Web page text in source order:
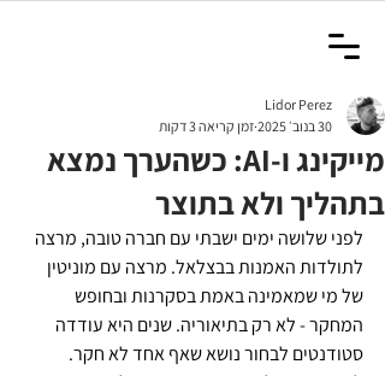
מייקינג ו-AI: כשהערך נמצא
בתהליך ולא בתוצר
Lidor Perez
30 בנוב׳ 2025
זמן קריאה 3 דקות
לפני שלושה ימים ישבתי עם חברה טובה, מרצה
לתולדות האמנות בבצלאל. מרצה עם מוניטין
של מי שמאמינה באמת בסקרנות ובחופש
המחקר - לא רק בתיאוריה. שנים היא עודדה
סטודנטים לבחור נושא שאף אחד לא חקר.